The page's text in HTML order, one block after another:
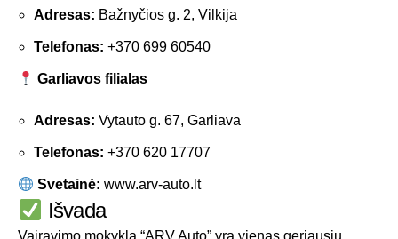
Adresas: Bažnyčios g. 2, Vilkija
Telefonas: +370 699 60540
Garliavos filialas
Adresas: Vytauto g. 67, Garliava
Telefonas: +370 620 17707
Svetainė: www.arv-auto.lt
Išvada